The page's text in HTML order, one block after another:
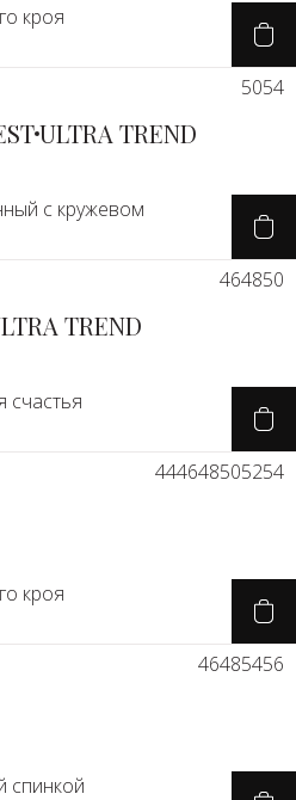
кроя
5054
ULTRA TREND
с кружевом
464850
TREND
счастья
444648505254
кроя
46485456
спинкой